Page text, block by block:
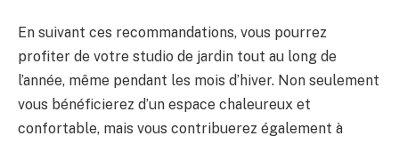
En suivant​ ces recommandations, vous pourrez
profiter de‌ votre studio de jardin‍ tout au ⁣long ‌de⁤
l’année, même pendant les ‍mois d’hiver. Non ​seulement
vous bénéficierez‌ d’un ⁢espace‌ chaleureux et
⁢confortable, mais vous contribuerez également à